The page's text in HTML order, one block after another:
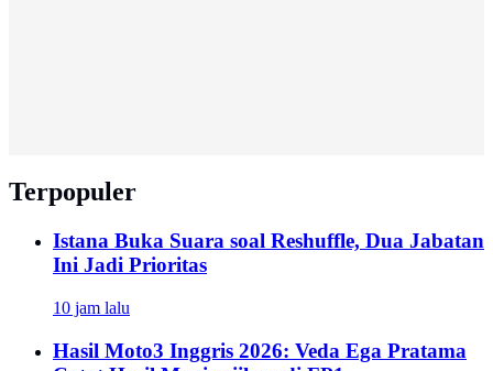
Terpopuler
Istana Buka Suara soal Reshuffle, Dua Jabatan
Ini Jadi Prioritas
10 jam lalu
Hasil Moto3 Inggris 2026: Veda Ega Pratama